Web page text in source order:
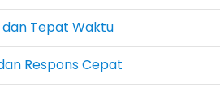
Tepat Waktu
Respons Cepat